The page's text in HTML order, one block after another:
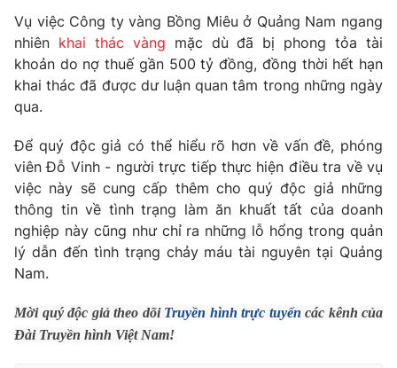
Thế giới đó đây
Câu chuyện quốc tế
Kinh tế
Tài chính
Thị trường
Góc doanh nghiệp
Dữ liệu và đời sống
Truyền hình
Phim VTV
Hậu trường
Nhân vật
Khán giả
Giải trí
Điện ảnh
Âm nhạc
Sao
Đời sống
Du lịch
Chất lượng cuộc sống
Giáo dục
Tuyển sinh
Học trực tuyến
Công nghệ
Vụ việc Công ty vàng Bồng Miêu ở Quảng Nam ngang
nhiên khai thác vàng mặc dù đã bị phong tỏa tài
khoản do nợ thuế gần 500 tỷ đồng, đồng thời hết hạn
khai thác đã được dư luận quan tâm trong những ngày
qua.
Để quý độc giả có thể hiểu rõ hơn về vấn đề, phóng
viên Đỗ Vinh - người trực tiếp thực hiện điều tra về vụ
việc này sẽ cung cấp thêm cho quý độc giả những
thông tin về tình trạng làm ăn khuất tất của doanh
nghiệp này cũng như chỉ ra những lỗ hổng trong quản
lý dẫn đến tình trạng chảy máu tài nguyên tại Quảng
Nam.
Mời quý độc giả theo dõi Truyền hình trực tuyến các kênh của
Đài Truyền hình Việt Nam!